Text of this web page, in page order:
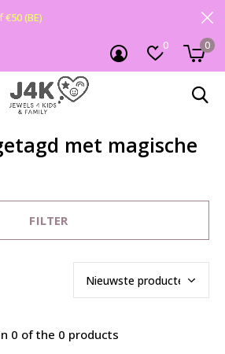
0 0
(BE)
met magische
FILTER
0 of the 0 products